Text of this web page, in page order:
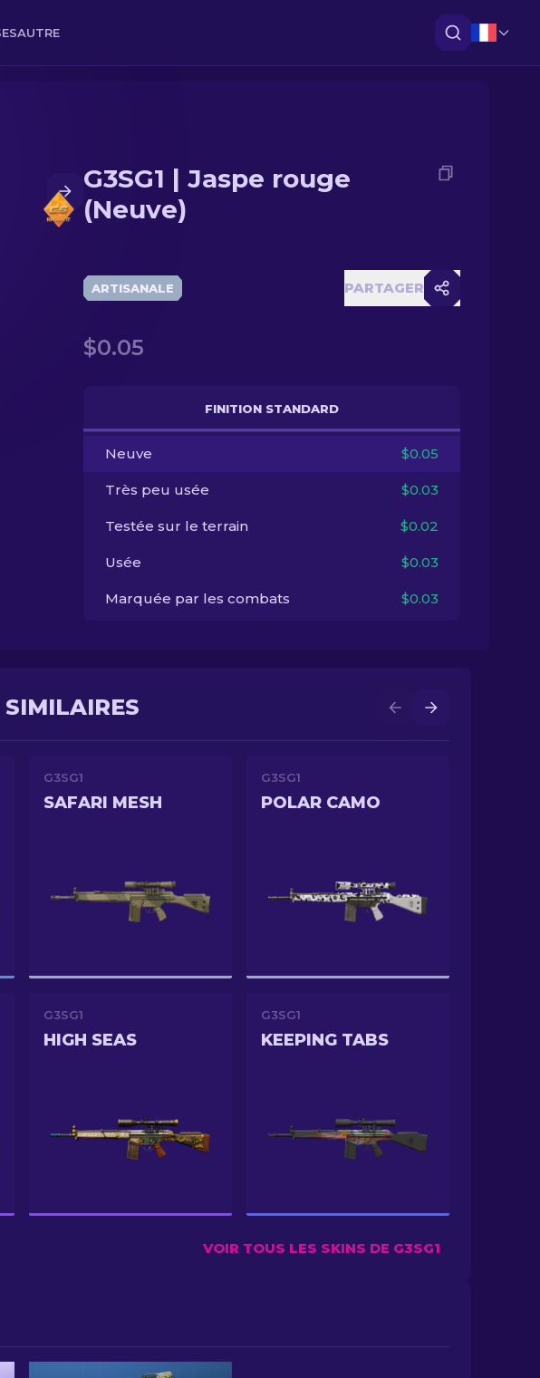
AUTRE
G3SG1 | Jaspe rouge
(Neuve)
ARTISANALE PARTAGER
$0.05
FINITION STANDARD
Neuve $0.05
Très peu usée $0.03
Testée sur le terrain $0.02
Usée $0.03
Marquée par les combats $0.03
SIMILAIRES
G3SG1
SAFARI MESH
G3SG1
POLAR CAMO
G3SG1
HIGH SEAS
G3SG1
KEEPING TABS
VOIR TOUS LES SKINS DE G3SG1